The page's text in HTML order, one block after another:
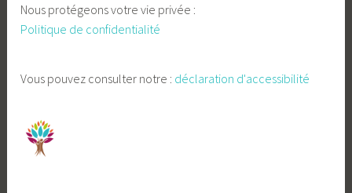
Nous protégeons votre vie privée :
Politique de confidentialité
Vous pouvez consulter notre : déclaration d'accessibilité